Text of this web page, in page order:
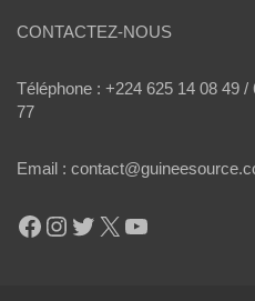
CONTACTEZ-NOUS
Téléphone : +224 625 14 08 49
77
Email :
Facebook
Instagram
Twitter
X YouTube